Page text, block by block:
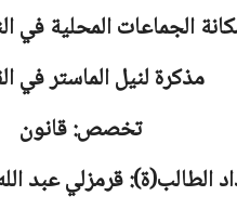
الجماعات المحلية في
مذكرة لنيل الماستر في
تخصص: قانون
الطالب(ة): قرمزلي عبد